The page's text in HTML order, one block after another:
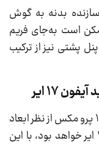
سازنده بدنه به گوش
است به‌جای فریم
پشتی نیز از ترکیب
گزارش‌ها همچنین نشان می‌دهند آیفون 17 پرو مکس از نظر ابعاد
مشابه مدل کاملاً جدیدی به نام آیفون 17 ایر خواهد بود، با این